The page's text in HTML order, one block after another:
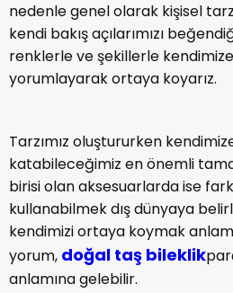
nedenle genel olarak kişisel
kendi bakış açılarımızı
renklerle ve şekillerle
yorumlayarak ortaya koyarız.
Tarzımız oluştururken
katabileceğimiz en önemli
birisi olan aksesuarlarda ise
kullanabilmek dış dünyaya
kendimizi ortaya koymak
yorum, doğal taş bileklik
anlamına gelebilir.